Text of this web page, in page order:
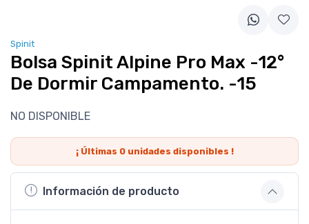
Spinit
Bolsa Spinit Alpine Pro Max -12°
De Dormir Campamento. -15
NO DISPONIBLE
¡ Últimas 0unidades disponibles !
Información de producto